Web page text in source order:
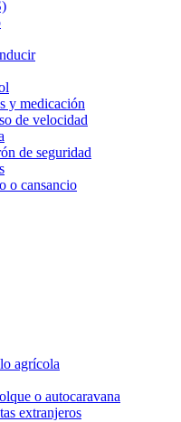
y medicación
de velocidad
de seguridad
o cansancio
agrícola
o autocaravana
extranjeros